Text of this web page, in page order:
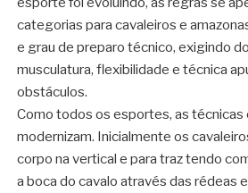
categorias para cavaleiros e
e grau de preparo técnico, exigindo
musculatura, flexibilidade e técnica
obstáculos.
Como todos os esportes, as técnicas
modernizam. Inicialmente os
corpo na vertical e para traz tendo
a boca do cavalo através das rédeas